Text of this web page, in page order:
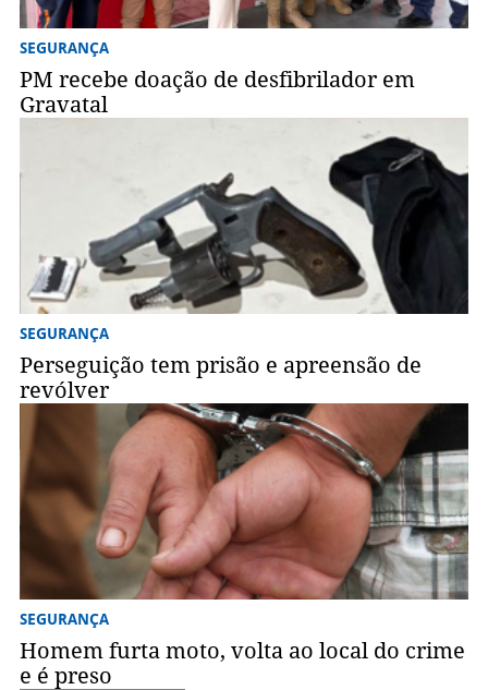
SEGURANÇA
PM recebe doação de desfibrilador em
Gravatal
SEGURANÇA
Perseguição tem prisão e apreensão de
revólver
SEGURANÇA
Homem furta moto, volta ao local do crime
e é preso